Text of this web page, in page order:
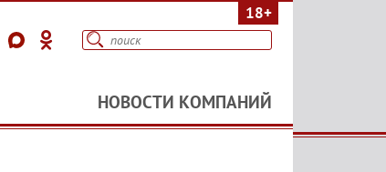
18+
НОВОСТИ КОМПАНИЙ